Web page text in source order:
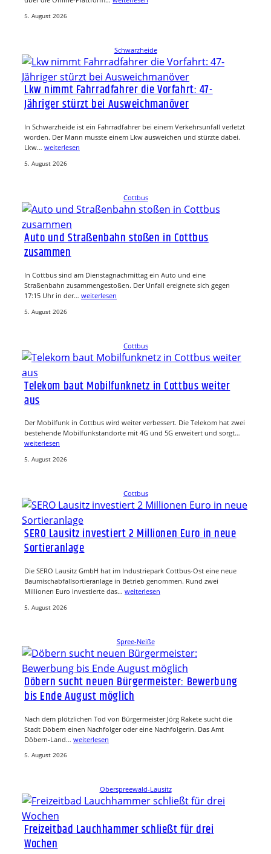
5. August 2026
Schwarzheide
Lkw nimmt Fahrradfahrer die Vorfahrt: 47-
Jähriger stürzt bei Ausweichmanöver
In Schwarzheide ist ein Fahrradfahrer bei einem Verkehrsunfall verletzt
worden. Der Mann musste einem Lkw ausweichen und stürzte dabei.
Lkw… weiterlesen
5. August 2026
Cottbus
Auto und Straßenbahn stoßen in Cottbus
zusammen
In Cottbus sind am Dienstagnachmittag ein Auto und eine
Straßenbahn zusammengestoßen. Der Unfall ereignete sich gegen
17:15 Uhr in der… weiterlesen
5. August 2026
Cottbus
Telekom baut Mobilfunknetz in Cottbus weiter
aus
Der Mobilfunk in Cottbus wird weiter verbessert. Die Telekom hat zwei
bestehende Mobilfunkstandorte mit 4G und 5G erweitert und sorgt…
weiterlesen
5. August 2026
Cottbus
SERO Lausitz investiert 2 Millionen Euro in neue
Sortieranlage
Die SERO Lausitz GmbH hat im Industriepark Cottbus-Ost eine neue
Baumischabfallsortieranlage in Betrieb genommen. Rund zwei
Millionen Euro investierte das… weiterlesen
5. August 2026
Spree-Neiße
Döbern sucht neuen Bürgermeister: Bewerbung
bis Ende August möglich
Nach dem plötzlichen Tod von Bürgermeister Jörg Rakete sucht die
Stadt Döbern einen Nachfolger oder eine Nachfolgerin. Das Amt
Döbern-Land… weiterlesen
5. August 2026
Oberspreewald-Lausitz
Freizeitbad Lauchhammer schließt für drei
Wochen